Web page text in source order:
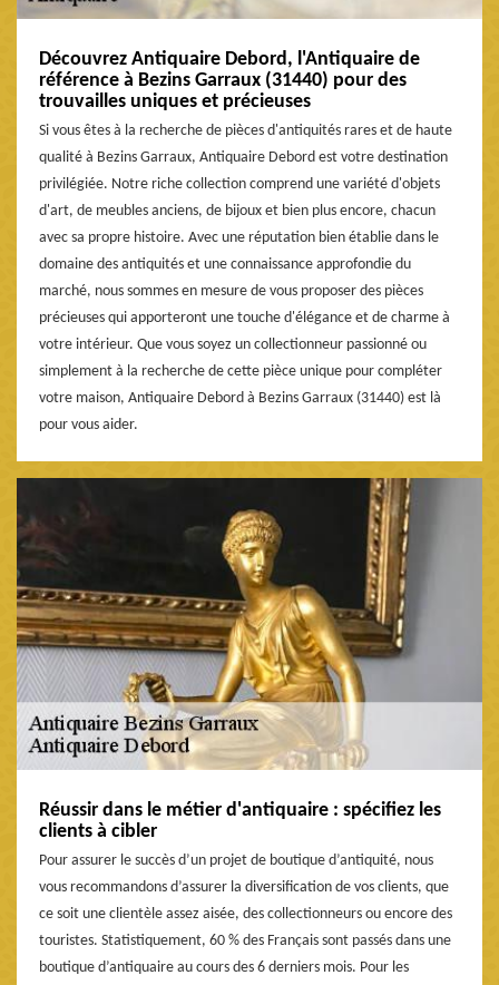
Découvrez Antiquaire Debord, l'Antiquaire de
référence à Bezins Garraux (31440) pour des
trouvailles uniques et précieuses
Si vous êtes à la recherche de pièces d'antiquités rares et de haute
qualité à Bezins Garraux, Antiquaire Debord est votre destination
privilégiée. Notre riche collection comprend une variété d'objets
d'art, de meubles anciens, de bijoux et bien plus encore, chacun
avec sa propre histoire. Avec une réputation bien établie dans le
domaine des antiquités et une connaissance approfondie du
marché, nous sommes en mesure de vous proposer des pièces
précieuses qui apporteront une touche d'élégance et de charme à
votre intérieur. Que vous soyez un collectionneur passionné ou
simplement à la recherche de cette pièce unique pour compléter
votre maison, Antiquaire Debord à Bezins Garraux (31440) est là
pour vous aider.
Réussir dans le métier d'antiquaire : spécifiez les
clients à cibler
Pour assurer le succès d’un projet de boutique d’antiquité, nous
vous recommandons d’assurer la diversification de vos clients, que
ce soit une clientèle assez aisée, des collectionneurs ou encore des
touristes. Statistiquement, 60 % des Français sont passés dans une
boutique d’antiquaire au cours des 6 derniers mois. Pour les